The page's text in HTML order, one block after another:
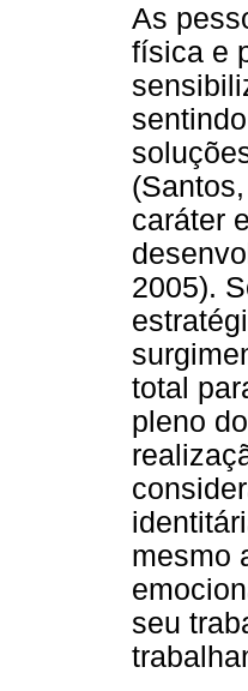
As
física e
caráter
2005).
total
pleno
mesmo
seu